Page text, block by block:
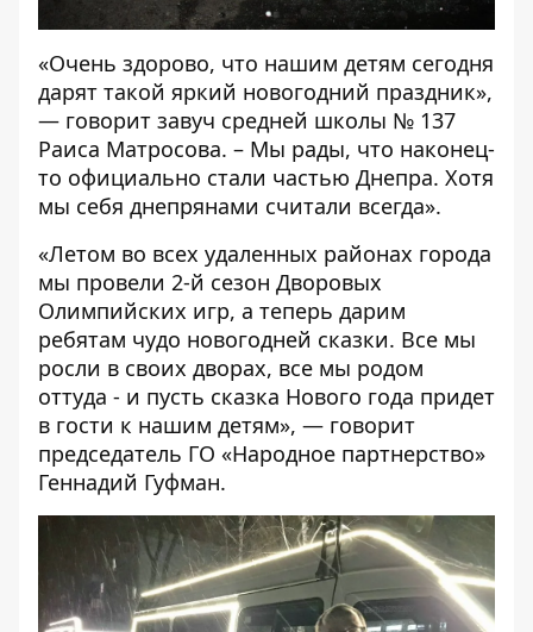
«Очень здорово, что нашим детям сегодня
дарят такой яркий новогодний праздник»,
— говорит завуч средней школы № 137
Раиса Матросова. – Мы рады, что наконец-
то официально стали частью Днепра. Хотя
мы себя днепрянами считали всегда».
«Летом во всех удаленных районах города
мы провели 2-й сезон Дворовых
Олимпийских игр, а теперь дарим
ребятам чудо новогодней сказки. Все мы
росли в своих дворах, все мы родом
оттуда - и пусть сказка Нового года придет
в гости к нашим детям», — говорит
председатель ГО «Народное партнерство»
Геннадий Гуфман.